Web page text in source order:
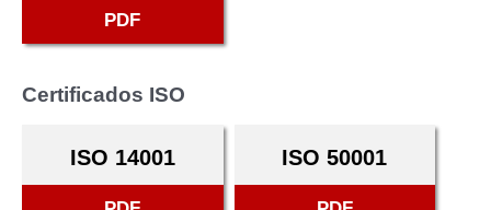
PDF
Certificados ISO
ISO 14001 ISO 50001